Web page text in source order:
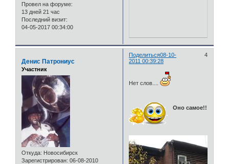
Провел на форуме:
13 дней 21 час
Последний визит:
04-05-2017 00:34:00
Поделиться 4
08-10-
2011 00:39:28
Денис Патрониус
Участник
Откуда: Новосибирск
Зарегистрирован: 06-08-2010
Нет слов....
Оно самое!!